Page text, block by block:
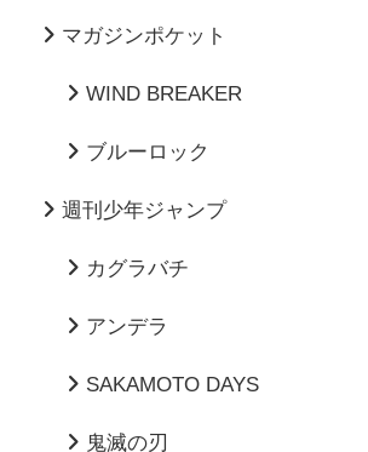
マガジンポケット
WIND BREAKER
ブルーロック
週刊少年ジャンプ
カグラバチ
アンデラ
SAKAMOTO DAYS
鬼滅の刃